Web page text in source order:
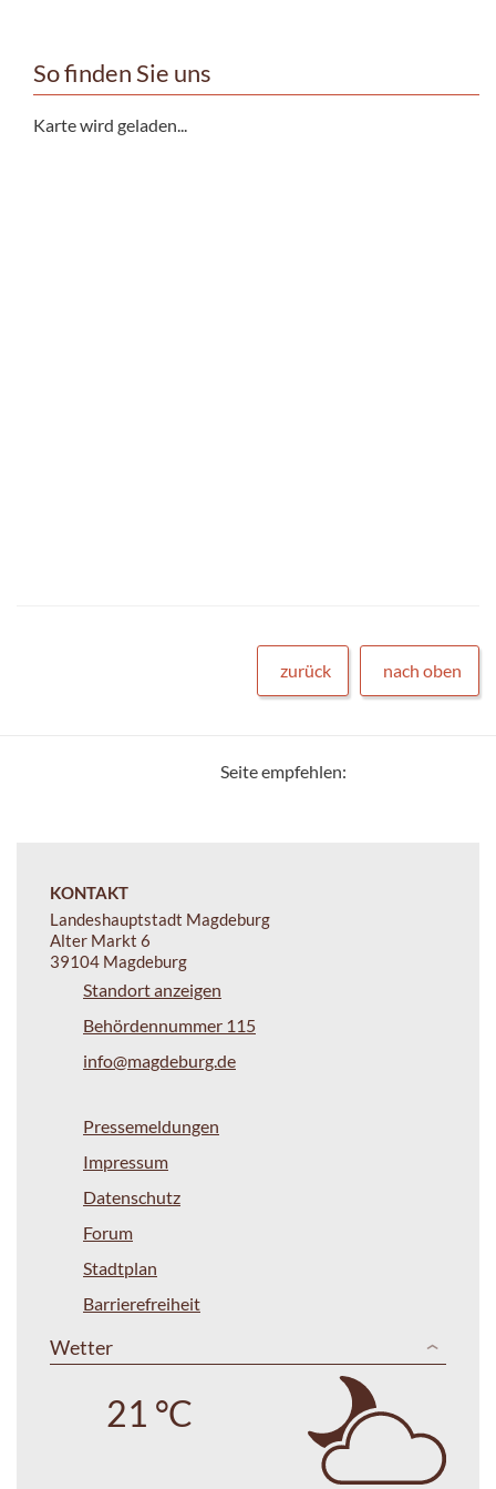
So finden Sie uns
Karte wird geladen...
zurück nach oben
Seite empfehlen:
KONTAKT
Landeshauptstadt Magdeburg
Alter Markt 6
39104 Magdeburg
Standort anzeigen
Behördennummer 115
info@magdeburg.de
Pressemeldungen
Impressum
Datenschutz
Forum
Stadtplan
Barrierefreiheit
Wetter
21 °C